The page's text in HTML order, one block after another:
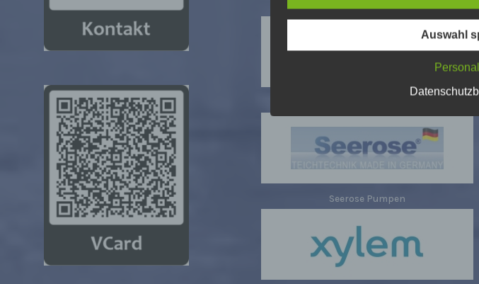
Calpeda Pumpen
Seerose Pumpen
Datenschutz-Grundverordnung (DS-
Datenschutzerklärung soll sowohl für
Kunden und Geschäftspartner
dies zu gewährleisten, möchten wir
folgenden Begriffe:
a) personenbezogene Daten
Personenbezogene Daten sind alle
identifizierte oder identifizierbare
„betroffene Person") beziehen. Als
Person angesehen, die direkt oder
Zuordnung zu einer Kennung wie
Standortdaten, zu einer Online-
besonderen Merkmalen, die
genetischen, psychischen,
Auswahl